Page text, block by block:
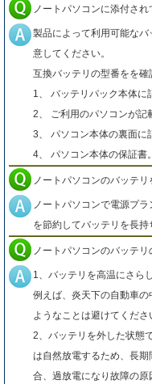
ノートパソコンに添付さ
製品によって利用可能な
意してください。
互換バッテリの型番をを確
1、 バッテリパック本体に
2、 ご利用のパソコンが記
3、 パソコン本体の裏面に
4、 パソコン本体の保証書。
ノートパソコンのバッテ
ノートパソコンで電源プ
を節約してバッテリを長持
ノートパソコンのバッテ
1、バッテリを高温にさら
例えば、炎天下の自動車
ようなことは避けてくださ
2、バッテリを外した状態
は自然放電するため、長
合、過放電になり故障の